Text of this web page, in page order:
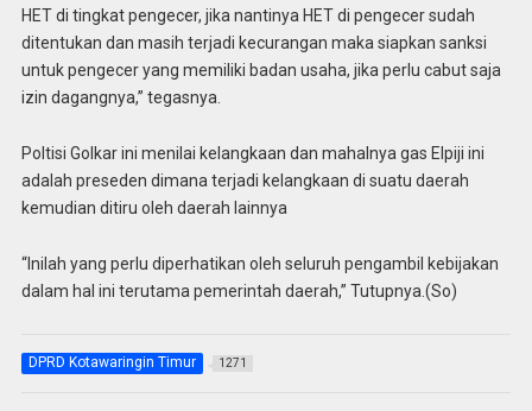
HET di tingkat pengecer, jika nantinya HET di pengecer sudah
ditentukan dan masih terjadi kecurangan maka siapkan sanksi
untuk pengecer yang memiliki badan usaha, jika perlu cabut saja
izin dagangnya,” tegasnya.
Poltisi Golkar ini menilai kelangkaan dan mahalnya gas Elpiji ini
adalah preseden dimana terjadi kelangkaan di suatu daerah
kemudian ditiru oleh daerah lainnya
“Inilah yang perlu diperhatikan oleh seluruh pengambil kebijakan
dalam hal ini terutama pemerintah daerah,” Tutupnya.(So)
DPRD Kotawaringin Timur 1271